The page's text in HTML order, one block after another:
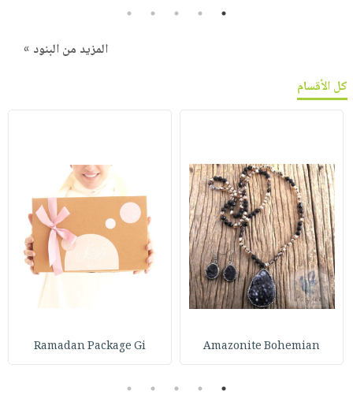
1
2
3
4
5
المزيد من البنود »
كل الأقسام
Amazonite Bohemian
Ramadan Package Gi
1
2
3
4
5